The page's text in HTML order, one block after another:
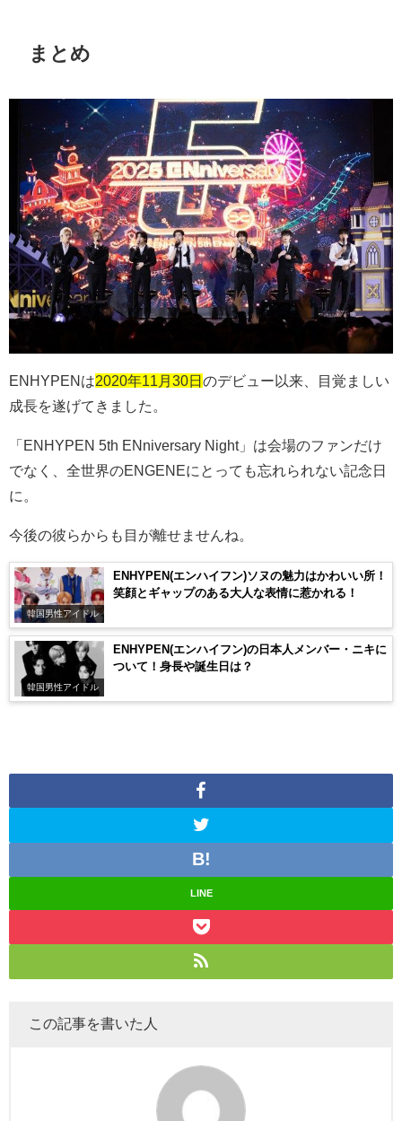
まとめ
ENHYPEN は2020年11月30日 のデビュー以来、目覚ましい
成長を遂げてきました。
「 ENHYPEN 5th ENniversary Night」 は会場のファンだけ
でなく、全世界のENGENEにとっても忘れられない記念日
に。
今後の彼らからも目が離せませんね。
韓国男性アイドル
ENHYPEN(エンハイフン)ソヌの魅力はかわいい所！
笑顔とギャップのある大人な表情に惹かれる！
韓国男性アイドル
ENHYPEN(エンハイフン)の日本人メンバー・ニキに
ついて！身長や誕生日は？
LINE
この記事を書いた人